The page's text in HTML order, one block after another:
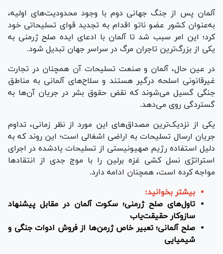
آلمان پس از جنگ جهانی دوم با وجود محدودیت‌های اولیه،
به‌عنوان کشور عضو ناتو اقدام به تجدید قوای تسلیحاتی خود
کرد؛ این امر سبب شد تا آلمان با ادعای ایده صلح ژرمنی به
یکی از بزرگ‌ترین تاجران مرگ در سراسر جهان تبدیل شود.
در عین حال، آلمان و صنعت تسلیحات آن همچنان در تجارت
غیرقانونی اسلحه درگیر هستند و سلاح‌های آلمانی به مناطق
جنگی گسیل می‌شوند که نقض حقوق بشر در جریان آن‌ها به
گستردگی روی می‌دهد.
یکی از نزدیک‌ترین مصداق‌های این مورد از نظر زمانی، تداوم
جریان ارسال تسلیحات به اراضی اشغالی است؛ این روند که به
دلیل استفاده رژیم صهیونیستی از تسلیحات یادشده در اجرای
استراتژی نسل کشی غزه برلین را با موج جدی از انتقاد‌ها
مواجه کرده است، همچنان ادامه دارد.
بیشتر بخوانید:
تاول‌های صلح ژرمنی؛ سکوت آلمان در مقابل پیشنهاد
سازوکار حقیقت‌یاب
صلح آلمانی؛ تعبیر خاص ژرمن‌ها از فروش ادوات جنگی و
شیمیایی